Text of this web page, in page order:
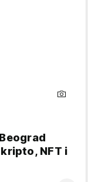
Beograd
NFT i